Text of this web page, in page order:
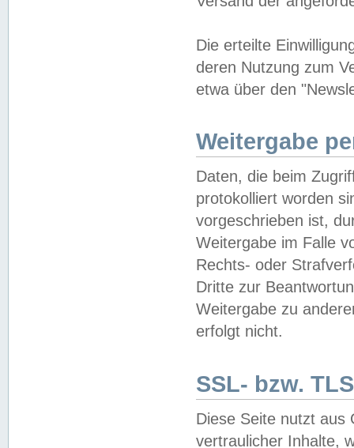
Die erteilte
deren Nutzung zum
etwa über den
Weitergabe
Daten, die beim
protokolliert worden
vorgeschrieben ist,
Weitergabe im Falle
Rechts- oder
Dritte zur
Weitergabe zu
erfolgt nicht.
SSL- bzw.
Diese Seite nutzt aus
vertraulicher Inhalte,